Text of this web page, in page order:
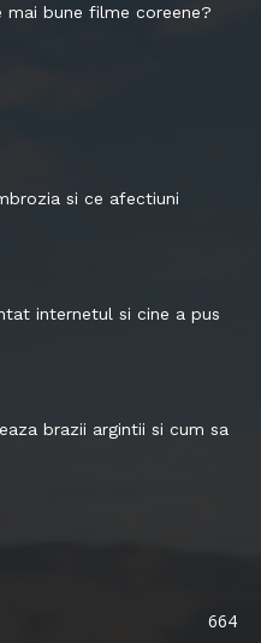
mai bune filme coreene?
si ce afectiuni
internetul si cine a pus
brazii argintii si cum sa
664